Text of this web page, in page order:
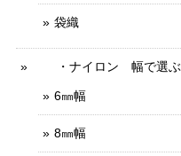
袋織
・ナイロン 幅で選ぶ
6㎜幅
8㎜幅